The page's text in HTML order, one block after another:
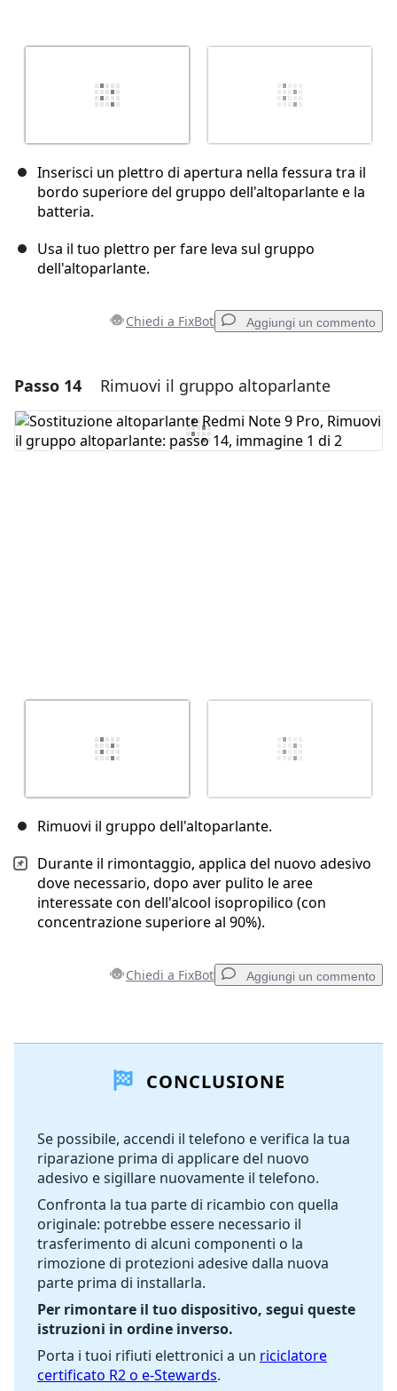
Inserisci un plettro di apertura nella fessura tra il
bordo superiore del gruppo dell'altoparlante e la
batteria.
Usa il tuo plettro per fare leva sul gruppo
dell'altoparlante.
Chiedi a FixBot Aggiungi un commento
Aggiungi un commento
Aggiungi Commento
Passo 14 Rimuovi il gruppo altoparlante
Rimuovi il gruppo dell'altoparlante.
Durante il rimontaggio, applica del nuovo adesivo
dove necessario, dopo aver pulito le aree
interessate con dell'alcool isopropilico (con
concentrazione superiore al 90%).
Chiedi a FixBot Aggiungi un commento
Aggiungi Commento
Annulla Pubblica commento
CONCLUSIONE
Se possibile, accendi il telefono e verifica la tua
riparazione prima di applicare del nuovo
adesivo e sigillare nuovamente il telefono.
Confronta la tua parte di ricambio con quella
originale: potrebbe essere necessario il
trasferimento di alcuni componenti o la
rimozione di protezioni adesive dalla nuova
parte prima di installarla.
Per rimontare il tuo dispositivo, segui queste
istruzioni in ordine inverso.
Porta i tuoi rifiuti elettronici a un riciclatore
certificato R2 o e-Stewards.